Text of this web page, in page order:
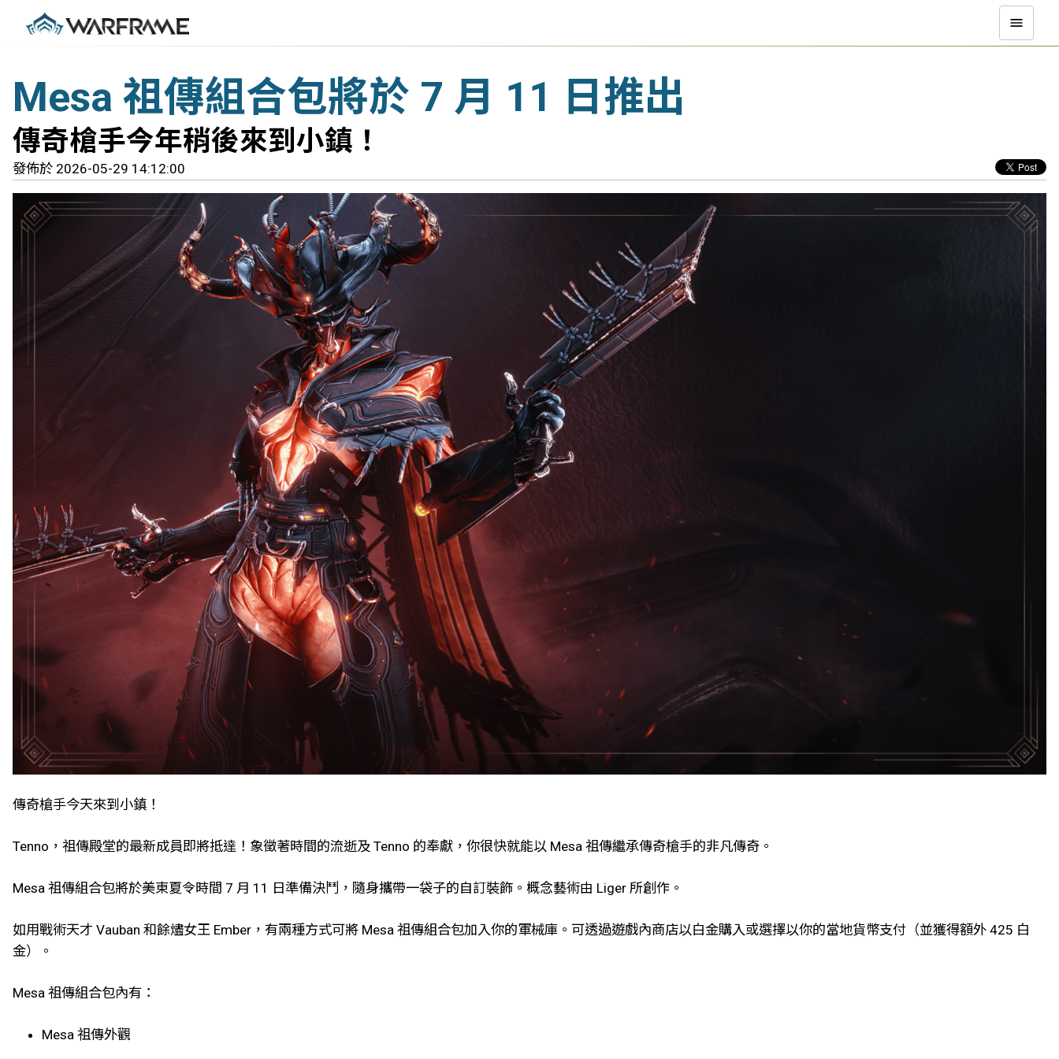
Mesa 祖傳組合包將於 7 月 11 日推出
傳奇槍手今年稍後來到小鎮！
發佈於 2026-05-29 14:12:00
傳奇槍手今天來到小鎮！
Tenno，祖傳殿堂的最新成員即將抵達！象徵著時間的流逝及 Tenno 的奉獻，你很快就能以 Mesa 祖傳繼承傳奇槍手的非凡傳奇。
Mesa 祖傳組合包將於美東夏令時間 7 月 11 日準備決鬥，隨身攜帶一袋子的自訂裝飾。概念藝術由 Liger 所創作。
如用戰術天才 Vauban 和餘燼女王 Ember，有兩種方式可將 Mesa 祖傳組合包加入你的軍械庫。可透過遊戲內商店以白金購入或選擇以你的當地貨幣支付（並獲得額外 425 白
金）。
Mesa 祖傳組合包內有：
Mesa 祖傳外觀